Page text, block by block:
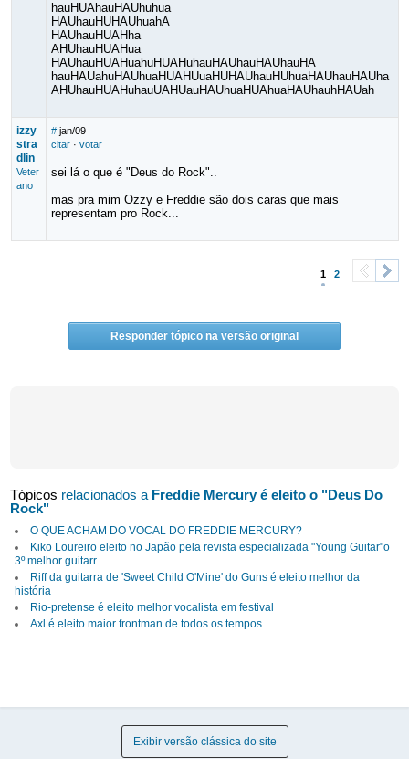
hauHUAhauHAUhuhua
HAUhauHUHAUhuahA
HAUhauHUAHha
AHUhauHUAHua
HAUhauHUAHuahuHUAHuhauHAUhauHAUhauHA
hauHAUahuHAUhuaHUAHUuaHUHAUhauHUhuaHAUhauHAUha
AHUhauHUAHuhauUAHUauHAUhuaHUAhuaHAUhauhHAUah
izzy
stra
dlin
Veter
ano
# jan/09
citar· votar
sei lá o que é "Deus do Rock"..
mas pra mim Ozzy e Freddie são dois caras que mais
representam pro Rock...
1 2
Responder tópico na versão original
Tópicos relacionados a Freddie Mercury é eleito o "Deus Do
Rock"
O QUE ACHAM DO VOCAL DO FREDDIE MERCURY?
Kiko Loureiro eleito no Japão pela revista especializada "Young Guitar"o
3º melhor guitarr
Riff da guitarra de 'Sweet Child O'Mine' do Guns é eleito melhor da
história
Rio-pretense é eleito melhor vocalista em festival
Axl é eleito maior frontman de todos os tempos
Exibir versão clássica do site